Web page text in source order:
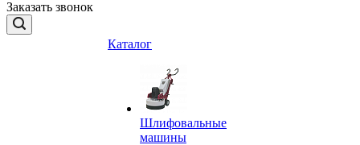
Заказать звонок
Каталог
Шлифовальные
машины